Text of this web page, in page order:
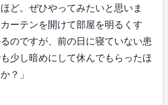
ほど。ぜひやってみたいと思いま
ーテンを開けて部屋を明るくす
のですが、前の日に寝ていない患
少し暗めにして休んでもらったほ
？」